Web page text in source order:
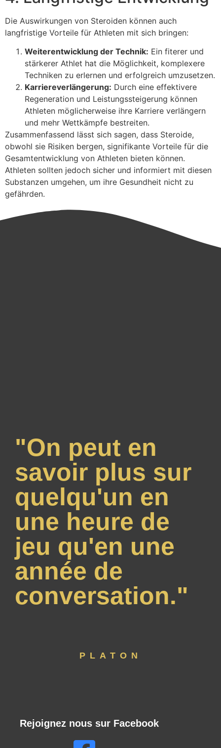
Die Auswirkungen von Steroiden können auch
langfristige Vorteile für Athleten mit sich bringen:
Weiterentwicklung der Technik: Ein fiterer und
stärkerer Athlet hat die Möglichkeit, komplexere
Techniken zu erlernen und erfolgreich umzusetzen.
Karriereverlängerung: Durch eine effektivere
Regeneration und Leistungssteigerung können
Athleten möglicherweise ihre Karriere verlängern
und mehr Wettkämpfe bestreiten.
Zusammenfassend lässt sich sagen, dass Steroide,
obwohl sie Risiken bergen, signifikante Vorteile für die
Gesamtentwicklung von Athleten bieten können.
Athleten sollten jedoch sicher und informiert mit diesen
Substanzen umgehen, um ihre Gesundheit nicht zu
gefährden.
"On peut en
savoir plus sur
quelqu'un en
une heure de
jeu qu'en une
année de
conversation."
PLATON
Rejoignez nous sur Facebook